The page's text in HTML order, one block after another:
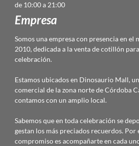
de 10:00 a 21:00
Empresa
Somos una empresa con presencia en el
2010, dedicada a la venta de cotillón
celebración.
Estamos ubicados en Dinosaurio Mall,
comercial de la zona norte de Córdoba
contamos con un amplio local.
Sabemos que en toda celebración se
gestan los más preciados recuerdos. Por
compromiso es acompañarte en cada